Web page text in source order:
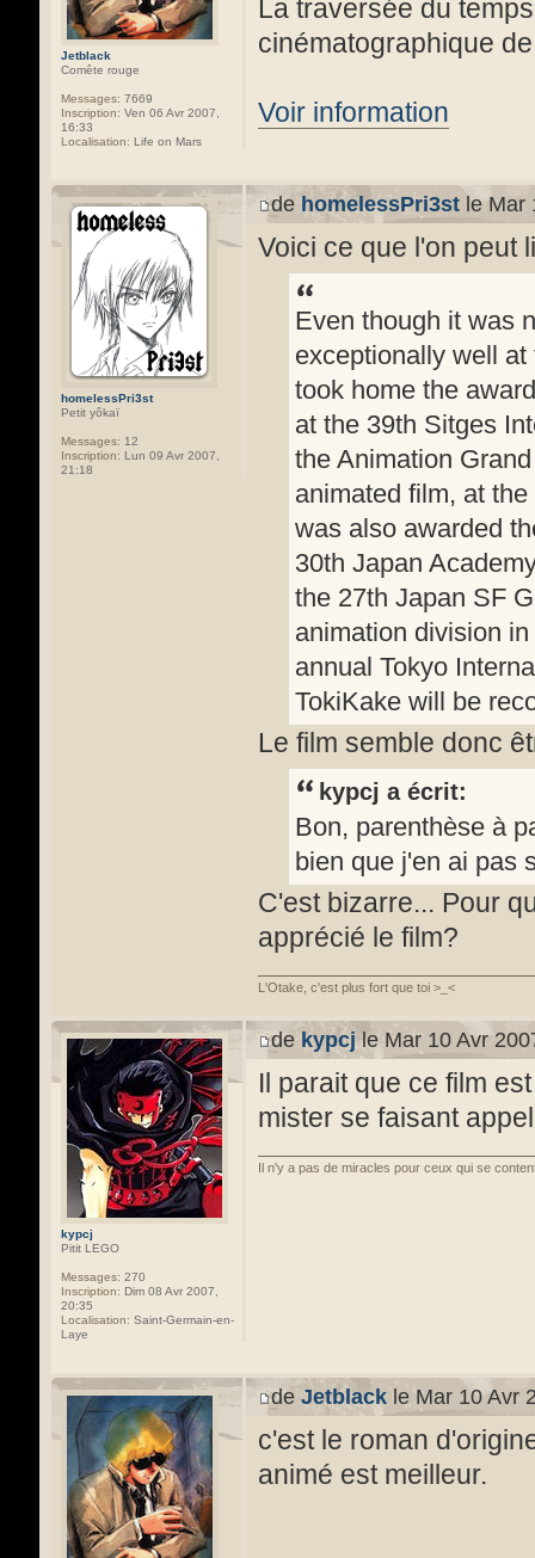
Jetblack
Comête rouge
Messages: 7669
Inscription: Ven 06 Avr 2007,
16:33
Localisation: Life on Mars
La traversée du
cinématographique
Voir information
homelessPri3st
Petit yôkaï
Messages: 12
Inscription: Lun 09 Avr 2007,
21:18
dehomelessPri3st le Mar
Voici ce que l'on peut
Even though it was
exceptionally well
took home the
at the 39th Sitges
the Animation
animated film, at
was also awarded
30th Japan
the 27th Japan SF
animation division
annual Tokyo
TokiKake will be
Le film semble donc
kypcj a écrit:
Bon, parenthèse à
bien que j'en ai pas
C'est bizarre... Pour
apprécié le film?
L'Otake, c'est plus fort que toi >_<
kypcj
Pitit LEGO
Messages: 270
Inscription: Dim 08 Avr 2007,
20:35
Localisation: Saint-Germain-en-
Laye
dekypcjle Mar 10 Avr
Il parait que ce film
mister se faisant
Il n'y a pas de miracles pour ceux qui se
deJetblack le Mar 10 Avr
c'est le roman
animé est meilleur.